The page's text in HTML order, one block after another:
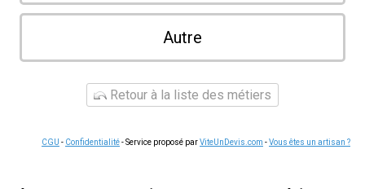
Autre
Retour à la liste des métiers
CGU - Confidentialité- Service proposé parViteUnDevis.com -Vous êtes un artisan ?